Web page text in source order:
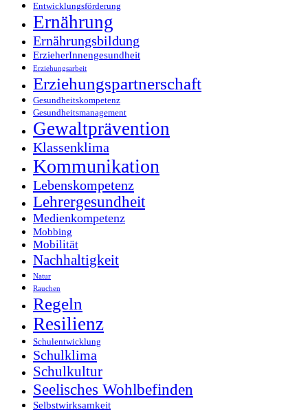
Entwicklungsförderung
Ernährung
Ernährungsbildung
ErzieherInnengesundheit
Erziehungsarbeit
Erziehungspartnerschaft
Gesundheitskompetenz
Gesundheitsmanagement
Gewaltprävention
Klassenklima
Kommunikation
Lebenskompetenz
Lehrergesundheit
Medienkompetenz
Mobbing
Mobilität
Nachhaltigkeit
Natur
Rauchen
Regeln
Resilienz
Schulentwicklung
Schulklima
Schulkultur
Seelisches Wohlbefinden
Selbstwirksamkeit